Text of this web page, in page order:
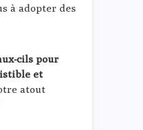
à adopter des
cils pour
et
atout